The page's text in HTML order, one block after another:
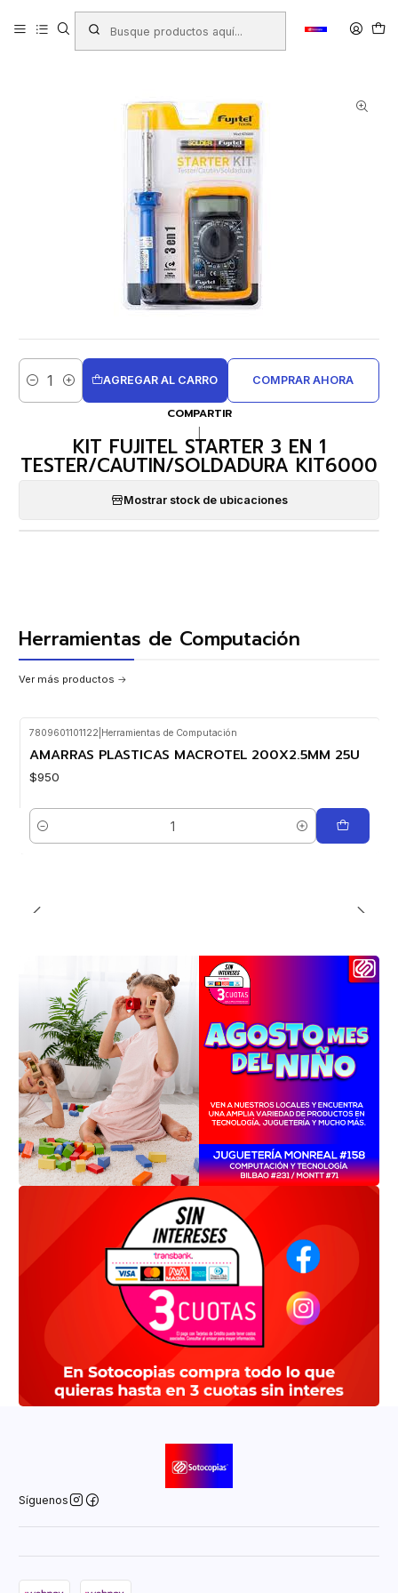
Productos TECNOLOGÍA Herramientas de Computación
KIT FUJITEL STARTER 3 EN 1 TESTER/CAUTIN/SOLDADURA
KIT6000
Cantidad
AGREGAR AL CARRO COMPRAR AHORA
COMPARTIR
KIT FUJITEL STARTER 3 EN 1
TESTER/CAUTIN/SOLDADURA KIT6000
Mostrar stock de ubicaciones
Herramientas de Computación
Ver más productos
7809601101122 Herramientas de Computación
AMARRAS PLASTICAS MACROTEL 200X2.5MM 25U
$950
Cantidad
Síguenos